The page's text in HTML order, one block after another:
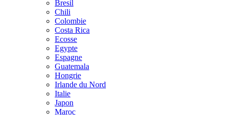
Bresil
Chili
Colombie
Costa Rica
Ecosse
Egypte
Espagne
Guatemala
Hongrie
Irlande du Nord
Italie
Japon
Maroc